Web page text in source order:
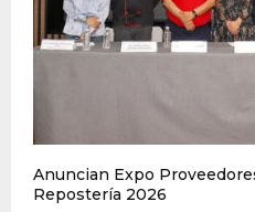
Anuncian Expo
Repostería 2026